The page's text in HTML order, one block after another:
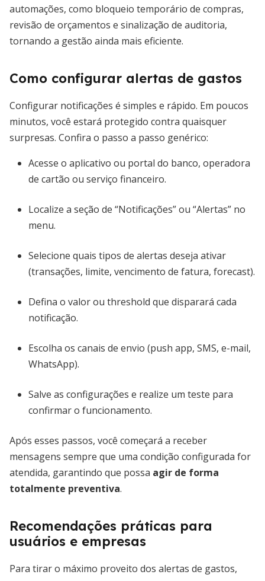
automações, como bloqueio temporário de compras,
revisão de orçamentos e sinalização de auditoria,
tornando a gestão ainda mais eficiente.
Como configurar alertas de gastos
Configurar notificações é simples e rápido. Em poucos
minutos, você estará protegido contra quaisquer
surpresas. Confira o passo a passo genérico:
Acesse o aplicativo ou portal do banco, operadora
de cartão ou serviço financeiro.
Localize a seção de “Notificações” ou “Alertas” no
menu.
Selecione quais tipos de alertas deseja ativar
(transações, limite, vencimento de fatura, forecast).
Defina o valor ou threshold que disparará cada
notificação.
Escolha os canais de envio (push app, SMS, e-mail,
WhatsApp).
Salve as configurações e realize um teste para
confirmar o funcionamento.
Após esses passos, você começará a receber
mensagens sempre que uma condição configurada for
atendida, garantindo que possa agir de forma
totalmente preventiva.
Recomendações práticas para
usuários e empresas
Para tirar o máximo proveito dos alertas de gastos,